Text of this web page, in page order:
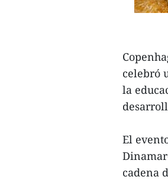
celebró
la
El
cadena